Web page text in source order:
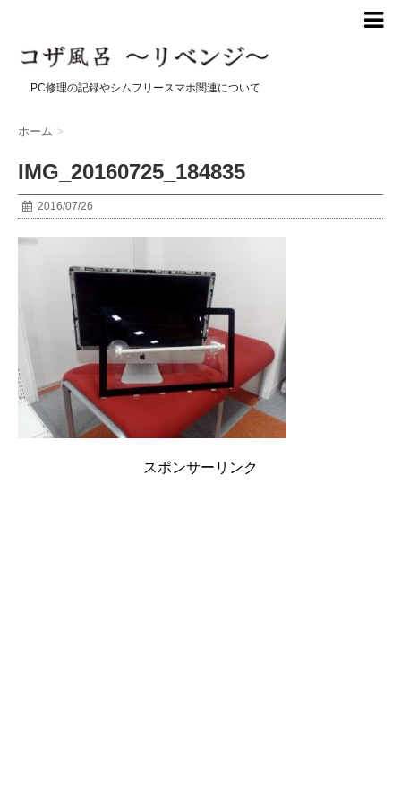
PC修理の記録やシムフリースマホ関連について
ホーム >
IMG_20160725_184835
2016/07/26
スポンサーリンク